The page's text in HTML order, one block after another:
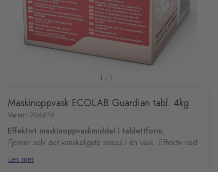
1 / 1
Maskinoppvask ECOLAB Guardian tabl. 4kg
Varenr: 706976
Effektivt maskinoppvaskmiddel i tablettform.
Fjerner selv det vanskeligste smuss i én vask. Effektiv ved
temperatur på 55°C eller lavere.
Sertifisering: EU-blomsten
Les mer